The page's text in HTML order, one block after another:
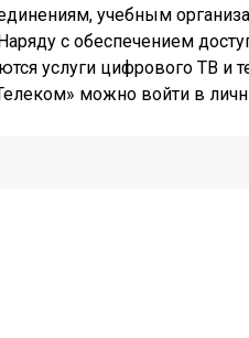
учебным
с обеспечением
услуги цифрового ТВ и
можно войти в